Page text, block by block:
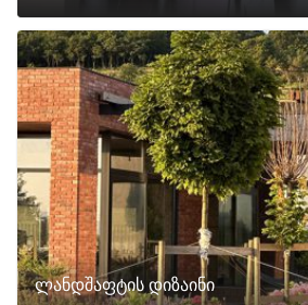
ლანდშაფტის დიზაინი